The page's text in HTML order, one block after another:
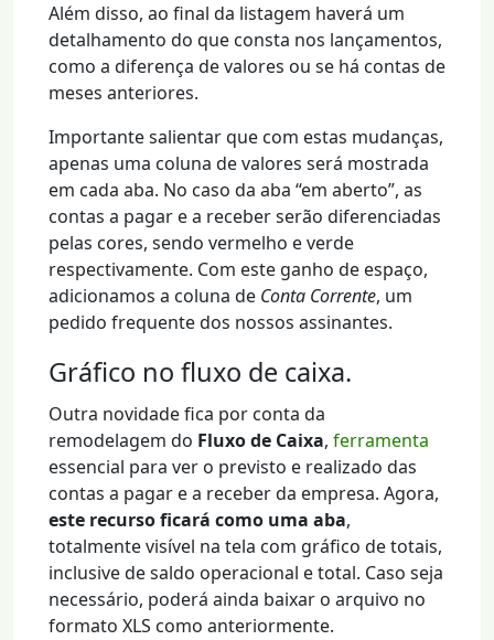
Além disso, ao final da listagem haverá um
detalhamento do que consta nos lançamentos,
como a diferença de valores ou se há contas de
meses anteriores.
Importante salientar que com estas mudanças,
apenas uma coluna de valores será mostrada
em cada aba. No caso da aba “em aberto”, as
contas a pagar e a receber serão diferenciadas
pelas cores, sendo vermelho e verde
respectivamente. Com este ganho de espaço,
adicionamos a coluna de Conta Corrente, um
pedido frequente dos nossos assinantes.
Gráfico no fluxo de caixa.
Outra novidade fica por conta da
remodelagem do Fluxo de Caixa, ferramenta
essencial para ver o previsto e realizado das
contas a pagar e a receber da empresa. Agora,
este recurso ficará como uma aba,
totalmente visível na tela com gráfico de totais,
inclusive de saldo operacional e total. Caso seja
necessário, poderá ainda baixar o arquivo no
formato XLS como anteriormente.